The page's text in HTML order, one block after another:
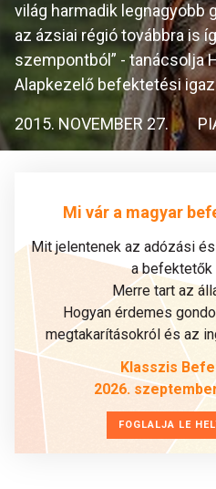
világ harmadik legnagyobb
az ázsiai régió továbbra is
szempontból” - tanácsolja
Alapkezelő befektetési
2015. NOVEMBER 27.
Mi vár a magyar
Mit jelentenek az adózási
a befektetők
Merre tart az
Hogyan érdemes
megtakarításokról és az
Klasszis
2026.
FOGLALJA LE